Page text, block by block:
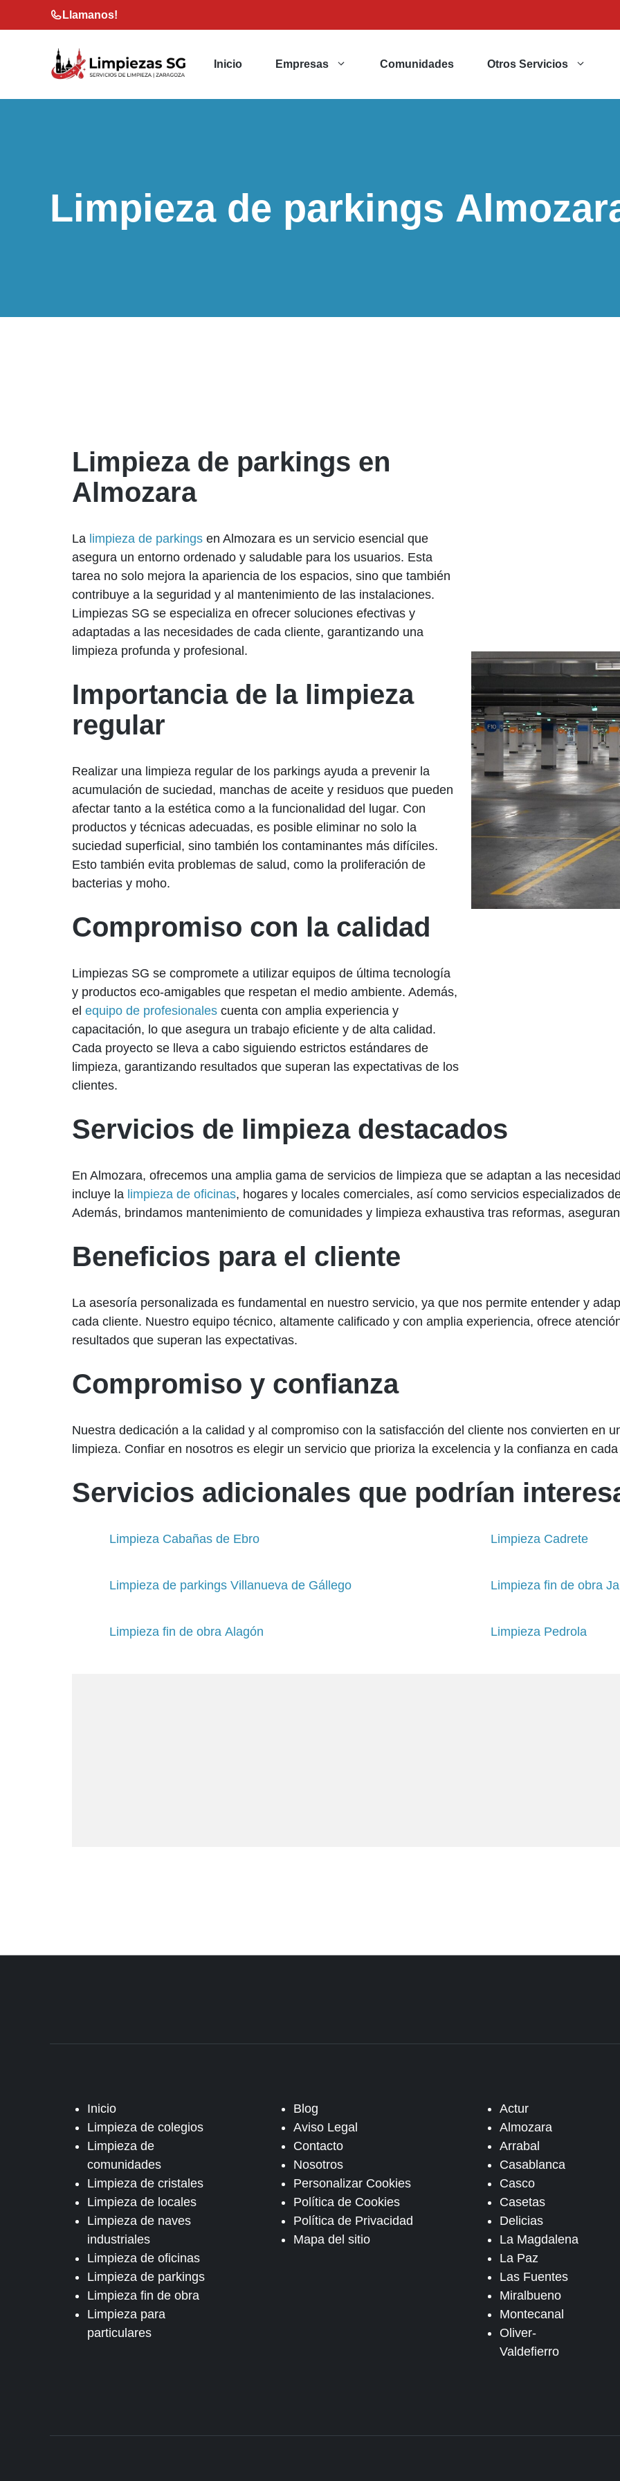
al
Llamanos!
Inicio Empresas Comunidades Otros Servicios
Limpieza de parkings
Limpieza de parkings en
Almozara
La limpieza de parkings en Almozara es un servicio esencial que
asegura un entorno ordenado y saludable para los usuarios. Esta
tarea no solo mejora la apariencia de los espacios, sino que también
contribuye a la seguridad y al mantenimiento de las instalaciones.
Limpiezas SG se especializa en ofrecer soluciones efectivas y
adaptadas a las necesidades de cada cliente, garantizando una
limpieza profunda y profesional.
Importancia de la limpieza
regular
Realizar una limpieza regular de los parkings ayuda a prevenir la
acumulación de suciedad, manchas de aceite y residuos que pueden
afectar tanto a la estética como a la funcionalidad del lugar. Con
productos y técnicas adecuadas, es posible eliminar no solo la
suciedad superficial, sino también los contaminantes más difíciles.
Esto también evita problemas de salud, como la proliferación de
bacterias y moho.
Compromiso con la calidad
Limpiezas SG se compromete a utilizar equipos de última tecnología
y productos eco-amigables que respetan el medio ambiente. Además,
el equipo de profesionales cuenta con amplia experiencia y
capacitación, lo que asegura un trabajo eficiente y de alta calidad.
Cada proyecto se lleva a cabo siguiendo estrictos estándares de
limpieza, garantizando resultados que superan las expectativas de los
clientes.
Servicios de limpieza destacados
En Almozara, ofrecemos una amplia gama de servicios de limpieza que se adaptan a las
incluye la limpieza de oficinas, hogares y locales comerciales, así como servicios especializados
Además, brindamos mantenimiento de comunidades y limpieza exhaustiva tras reformas,
Beneficios para el cliente
La asesoría personalizada es fundamental en nuestro servicio, ya que nos permite entender y
cada cliente. Nuestro equipo técnico, altamente calificado y con amplia experiencia, ofrece
resultados que superan las expectativas.
Compromiso y confianza
Nuestra dedicación a la calidad y al compromiso con la satisfacción del cliente nos convierten en
limpieza. Confiar en nosotros es elegir un servicio que prioriza la excelencia y la confianza en
Servicios adicionales que podrían
Limpieza Cabañas de Ebro Limpieza Cadrete
Limpieza de parkings Villanueva de Gállego Limpieza fin de obra
Limpieza fin de obra Alagón Limpieza Pedrola
Inicio
Limpieza de colegios
Limpieza de
comunidades
Limpieza de cristales
Limpieza de locales
Limpieza de naves
industriales
Limpieza de oficinas
Limpieza de parkings
Limpieza fin de obra
Limpieza para
particulares
Blog
Aviso Legal
Contacto
Nosotros
Personalizar Cookies
Política de Cookies
Política de Privacidad
Mapa del sitio
Actur
Almozara
Arrabal
Casablanca
Casco
Casetas
Delicias
La Magdalena
La Paz
Las Fuentes
Miralbueno
Montecanal
Oliver-
Valdefierro